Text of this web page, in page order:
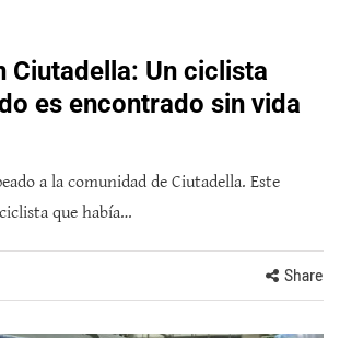
Ciutadella: Un ciclista
es encontrado sin vida
a la comunidad de Ciutadella. Este
que había…
Share